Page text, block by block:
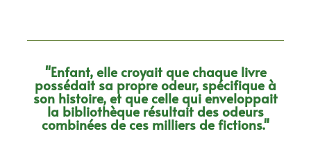
"Enfant, elle croyait que chaque livre
possédait sa propre odeur, spécifique à
son histoire, et que celle qui enveloppait
la bibliothèque résultait des odeurs
combinées de ces milliers de fictions."